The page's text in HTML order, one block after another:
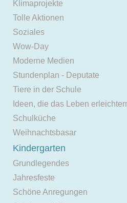
Klimaprojekte
Tolle Aktionen
Soziales
Wow-Day
Moderne Medien
Stundenplan - Deputate
Tiere in der Schule
Ideen, die das Leben
Schulküche
Weihnachtsbasar
Kindergarten
Grundlegendes
Jahresfeste
Schöne Anregungen